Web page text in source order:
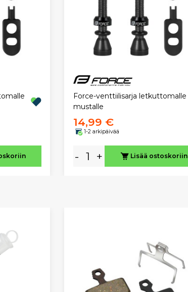
Force-venttiilisarja letkuttomalle
mustalle
14,99 €
1-2 arkipäivää
- + Lisää ostoskoriin